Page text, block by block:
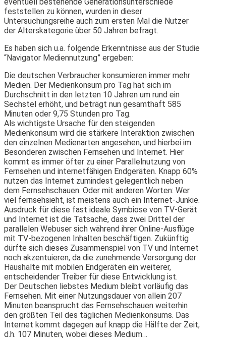
eventuell bestehende Generationsunterschiede
feststellen zu können, wurden in dieser
Untersuchungsreihe auch zum ersten Mal die Nutzer
der Alterskategorie über 50 Jahren befragt.
Es haben sich u.a. folgende Erkenntnisse aus der Studie
“Navigator Mediennutzung” ergeben:
Die deutschen Verbraucher konsumieren immer mehr
Medien. Der Medienkonsum pro Tag hat sich im
Durchschnitt in den letzten 10 Jahren um rund ein
Sechstel erhöht, und beträgt nun gesamthaft 585
Minuten oder 9,75 Stunden pro Tag.
Als wichtigste Ursache für den steigenden
Medienkonsum wird die stärkere Interaktion zwischen
den einzelnen Medienarten angesehen, und hierbei im
Besonderen zwischen Fernsehen und Internet. Hier
kommt es immer öfter zu einer Parallelnutzung von
Fernsehen und internetfähigen Endgeräten. Knapp 60%
nutzen das Internet zumindest gelegentlich neben
dem Fernsehschauen. Oder mit anderen Worten: Wer
viel fernsehsieht, ist meistens auch ein Internet-Junkie.
Ausdruck für diese fast ideale Symbiose von TV-Gerät
und Internet ist die Tatsache, dass zwei Drittel der
parallelen Webuser sich während ihrer Online-Ausflüge
mit TV-bezogenen Inhalten beschäftigen. Zukünftig
dürfte sich dieses Zusammenspiel von TV und Internet
noch akzentuieren, da die zunehmende Versorgung der
Haushalte mit mobilen Endgeräten ein weiterer,
entscheidender Treiber für diese Entwicklung ist.
Der Deutschen liebstes Medium bleibt vorläufig das
Fernsehen. Mit einer Nutzungsdauer von allein 207
Minuten beansprucht das Fernsehschauen weiterhin
den größten Teil des täglichen Medienkonsums. Das
Internet kommt dagegen auf knapp die Hälfte der Zeit,
d.h. 107 Minuten, wobei dieses Medium…